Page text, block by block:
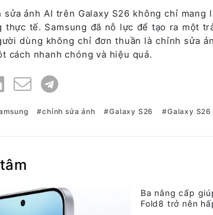
ảnh AI trên Galaxy S26 không chỉ mang
thực tế. Samsung đã nỗ lực để tạo ra một
dùng không chỉ đơn thuần là chỉnh sửa
cách nhanh chóng và hiệu quả.
chỉnh sửa ảnh Galaxy S26 Galaxy S26
Ba nâng cấp
Fold8 trở nên